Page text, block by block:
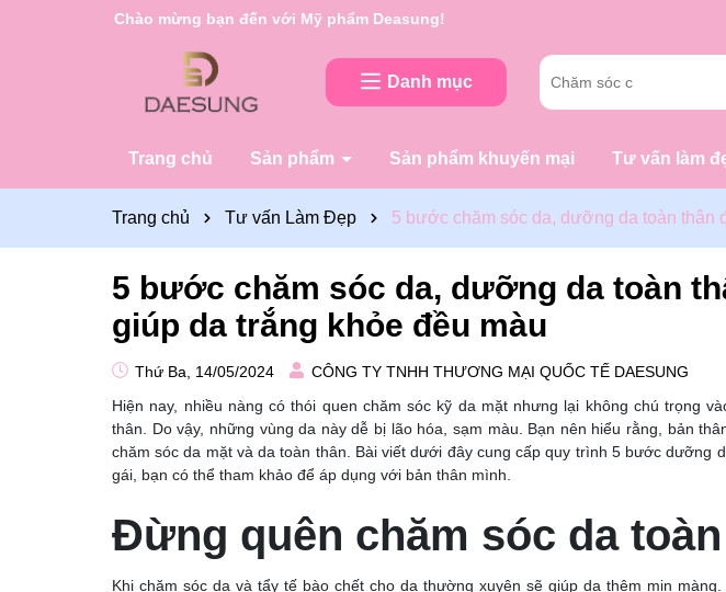
Rất nhiều ưu đãi và chương trình khuyến mãi đang chờ đợi bạn
Danh mục
Trang chủ Sản phẩm Sản phẩm khuyến mại Tư vấn làm
Trang chủ Tư vấn Làm Đẹp 5 bước chăm sóc da, dưỡng da toàn thân
5 bước chăm sóc da, dưỡng da toàn
giúp da trắng khỏe đều màu
Thứ Ba, 14/05/2024
CÔNG TY TNHH THƯƠNG MẠI QUỐC TẾ DAESUNG
Hiện nay, nhiều nàng có thói quen chăm sóc kỹ da mặt nhưng lại không chú trọng
thân. Do vậy, những vùng da này dễ bị lão hóa, sạm màu. Bạn nên hiểu rằng, bản
chăm sóc da mặt và da toàn thân. Bài viết dưới đây cung cấp quy trình 5 bước dưỡng
gái, bạn có thể tham khảo để áp dụng với bản thân mình.
Đừng quên chăm sóc da
Khi chăm sóc da và tẩy tế bào chết cho da thường xuyên sẽ giúp da thêm mịn